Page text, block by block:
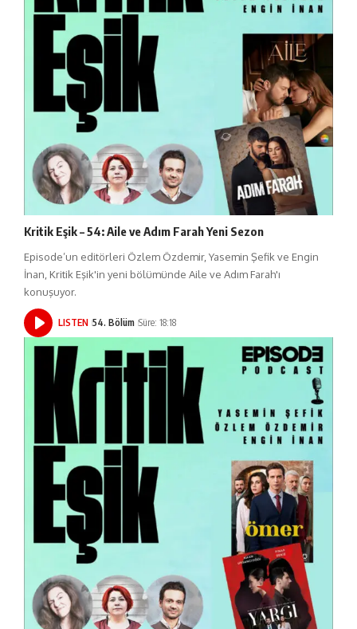
Kritik Eşik – 54: Aile ve Adım Farah Yeni Sezon
Episode’un editörleri Özlem Özdemir, Yasemin Şefik ve Engin
İnan, Kritik Eşik'in yeni bölümünde Aile ve Adım Farah'ı
konuşuyor.
LISTEN 54. Bölüm Süre: 18:18